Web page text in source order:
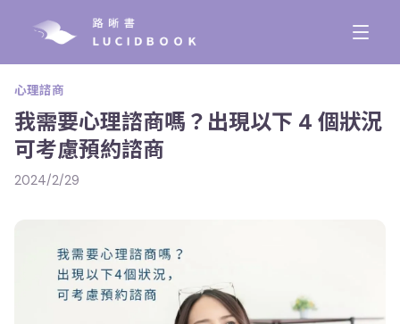
心理諮商
我需要心理諮商嗎？出現以下 4 個狀況
可考慮預約諮商
2024/2/29